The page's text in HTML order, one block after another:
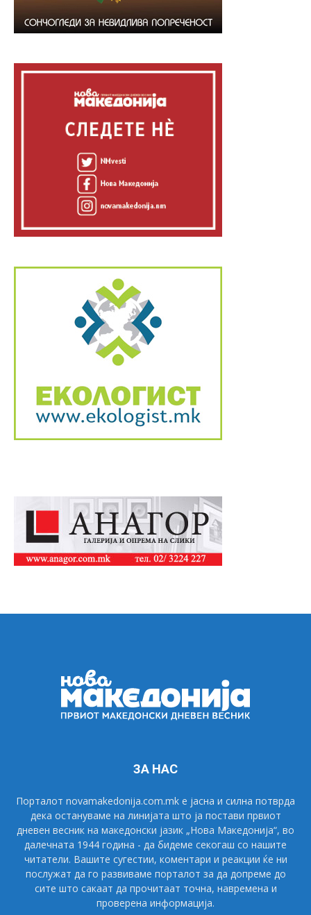
ЗА НАС
Порталот novamakedonija.com.mk е јасна и силна потврда
дека остануваме на линијата што ја постави првиот
дневен весник на македонски јазик „Нова Македонија“, во
далечната 1944 година - да бидеме секогаш со нашите
читатели. Вашите сугестии, коментари и реакции ќе ни
послужат да го развиваме порталот за да допреме до
сите што сакаат да прочитаат точна, навремена и
проверена информација.